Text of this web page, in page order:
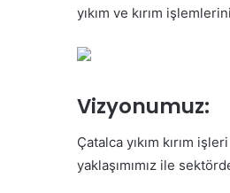
yıkım ve kırım
Vizyonumuz:
Çatalca yıkım kırım
yaklaşımımız ile